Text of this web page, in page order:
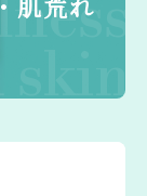
skin